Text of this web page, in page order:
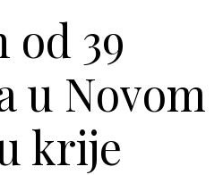
od 39
u Novom
krije